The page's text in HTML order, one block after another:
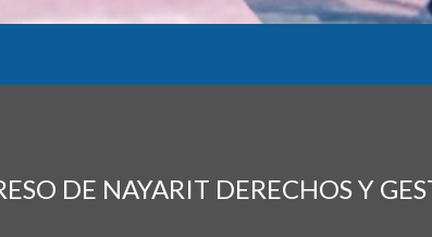
DE NAYARIT DERECHOS Y